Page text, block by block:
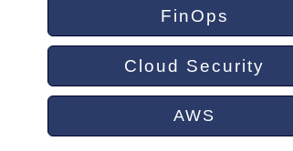
FinOps
Cloud Security
AWS